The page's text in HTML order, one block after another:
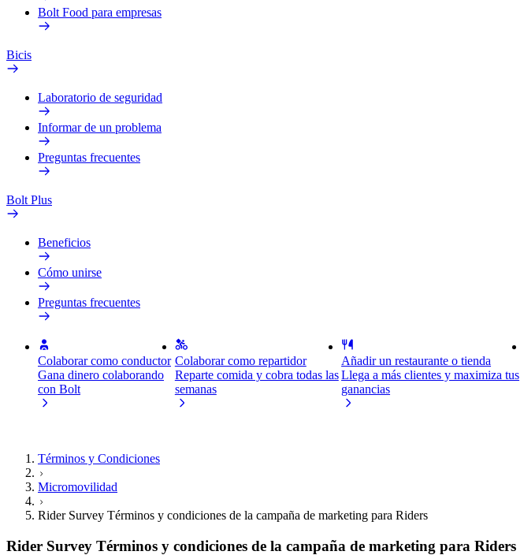
Bolt Food para empresas
Bicis
Laboratorio de seguridad
Informar de un problema
Preguntas frecuentes
Bolt Plus
Beneficios
Cómo unirse
Preguntas frecuentes
Colaborar como conductor
Gana dinero colaborando
con Bolt
Colaborar como repartidor
Reparte comida y cobra todas las
semanas
Añadir un restaurante o tienda
Llega a más clientes y maximiza tus
ganancias
Términos y Condiciones
Micromovilidad
Rider Survey Términos y condiciones de la campaña de marketing para Riders
Rider Survey Términos y condiciones de la campaña de marketing para Riders